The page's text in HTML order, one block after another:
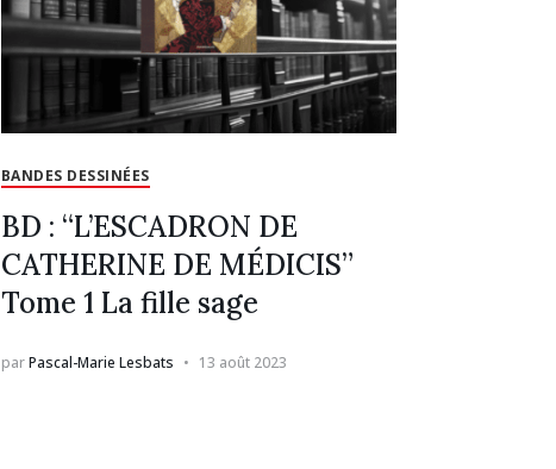
BANDES DESSINÉES
BD : “L’ESCADRON DE
CATHERINE DE MÉDICIS”
Tome 1 La fille sage
parPascal-Marie Lesbats 13 août 2023